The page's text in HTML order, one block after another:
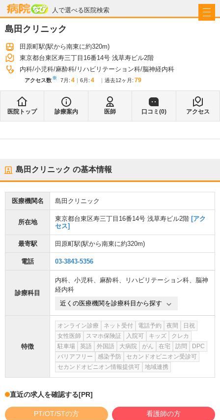
人で選べる医院検索
病院なび
島田クリニック
田原町駅(駅から南東に約320m)
東京都台東区寿三丁目16番14号 浅草寿ビル2階
内科 小児科 麻酔科 リハビリテーション科 脳神経内科
アクセス数※ 7月 : 4 6月 : 4 過去12ヶ月: 79
医院トップ 診療案内 医師 口コミ(0) アクセス
島田クリニック の基本情報
医療機関名 島田クリニック
所在地 東京都台東区寿三丁目16番14号 浅草寿ビル2階 [アク
セス]
最寄駅 田原町駅(駅から南東に約320m)
電話 03-3843-5356
診療科目
内科、 小児科、 麻酔科、 リハビリテーション科、 脳神
経内科
近くの医療機関を診療科目から探す
特徴
オンライン診療 ネット受付 電話予約 夜間
日祝
女性医師
スマホ保険証 入院可 キッズ
クレカ
駐車場
英語 外国語 大病院 がん 在宅 訪問
DPC
バリアフリー
感染予防
セカンドオピニオン受診可
セカンドオピニオン情報提供可
地域連携
直近の求人を確認する[PR]
PT/OT/STの方 看護師の方